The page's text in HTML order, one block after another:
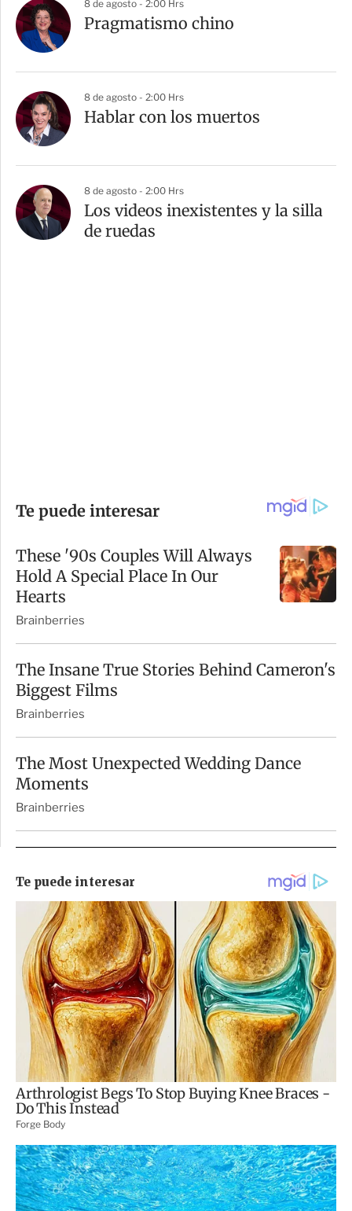
8 de agosto - 2:00 Hrs
Pragmatismo chino
8 de agosto - 2:00 Hrs
Hablar con los muertos
8 de agosto - 2:00 Hrs
Los videos inexistentes y la silla
de ruedas